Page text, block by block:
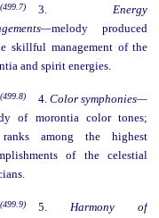
3. Energy
melody produced
skillful management of the
and spirit energies.
4.Color symphonies—
of morontia color tones;
among the highest
of the celestial
5. Harmony of